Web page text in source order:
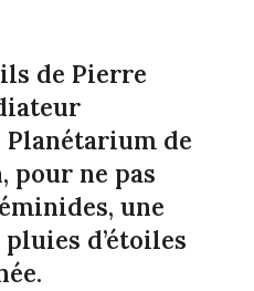
de Pierre
de
pour ne pas
une
d’étoiles